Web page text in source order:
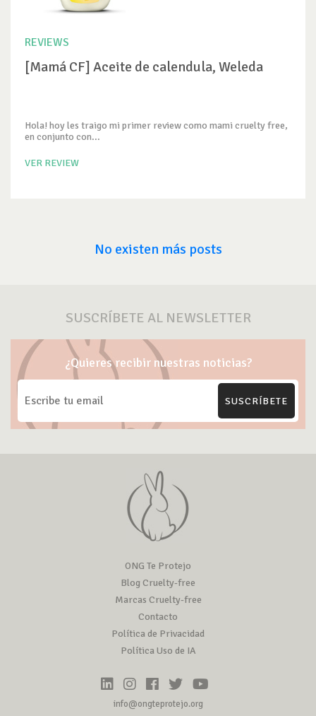
REVIEWS
[Mamá CF] Aceite de calendula, Weleda
Hola! hoy les traigo mi primer review como mami cruelty free,
en conjunto con...
VER REVIEW
No existen más posts
SUSCRÍBETE AL NEWSLETTER
¿Quieres recibir nuestras noticias?
SUSCRÍBETE
ONG Te Protejo
Blog Cruelty-free
Marcas Cruelty-free
Contacto
Política de Privacidad
Política Uso de IA
info@ongteprotejo.org